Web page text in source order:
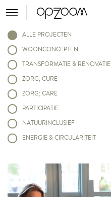
ALLE PROJECTEN
WOONCONCEPTEN
TRANSFORMATIE & RENOVATIE
ZORG; CURE
ZORG; CARE
PARTICIPATIE
NATUURINCLUSIEF
ENERGIE & CIRCULARITEIT